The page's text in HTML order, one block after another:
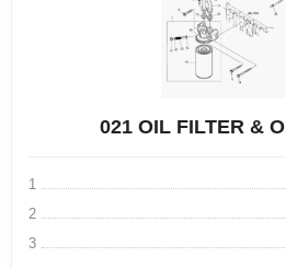
021 OIL FILTER &
1
2
3